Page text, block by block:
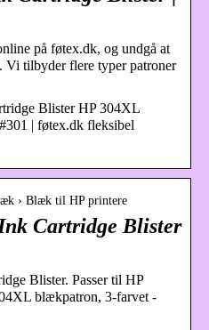
på føtex.dk, og undgå at
tilbyder flere typer patroner
Blister HP 304XL
| føtex.dk fleksibel
› Blæk til HP printere
Cartridge Blister
Blister. Passer til HP
blækpatron, 3-farvet -